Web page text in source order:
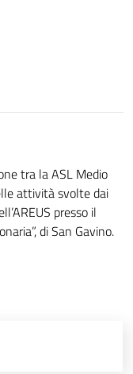
tra la ASL Medio
attività svolte dai
presso il
di San Gavino.